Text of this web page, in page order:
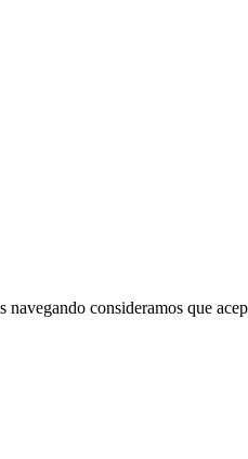
consideramos que